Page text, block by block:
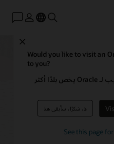
Would you like to visit an
to you?
هل ترغب في زيارة موقع ويب لـ Oracle يخص بلدًا أكثر
لا، شكرًا، سأبقى هنا
See this page